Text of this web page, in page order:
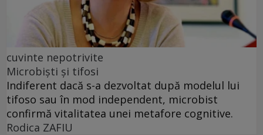
cuvinte nepotrivite
Microbiști și tifosi
Indiferent dacă s-a dezvoltat după modelul lui
tifoso sau în mod independent, microbist
confirmă vitalitatea unei metafore cognitive.
Rodica ZAFIU